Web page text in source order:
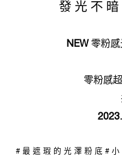
發 光 不 暗
NEW 零粉
零粉感
# 最 遮 瑕 的 光 澤 粉 底 #